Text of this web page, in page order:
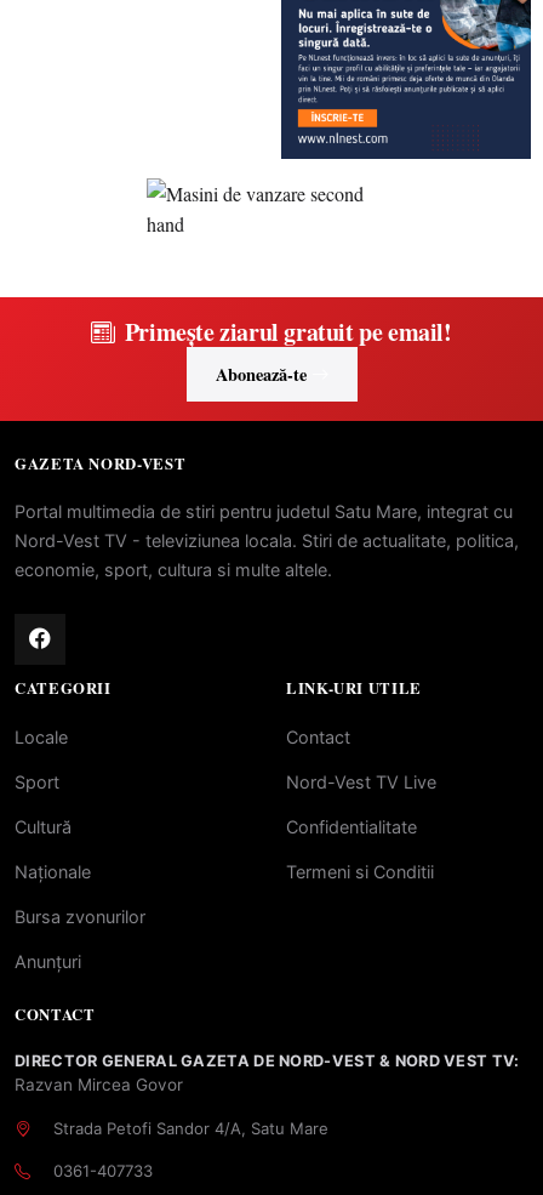
Primește ziarul gratuit pe email!
Abonează-te
GAZETA NORD-VEST
Portal multimedia de stiri pentru judetul Satu Mare, integrat cu
Nord-Vest TV - televiziunea locala. Stiri de actualitate, politica,
economie, sport, cultura si multe altele.
CATEGORII
Locale
Sport
Cultură
Naționale
Bursa zvonurilor
Anunțuri
LINK-URI UTILE
Contact
Nord-Vest TV Live
Confidentialitate
Termeni si Conditii
CONTACT
DIRECTOR GENERAL GAZETA DE NORD-VEST & NORD VEST TV:
Razvan Mircea Govor
Strada Petofi Sandor 4/A, Satu Mare
0361-407733